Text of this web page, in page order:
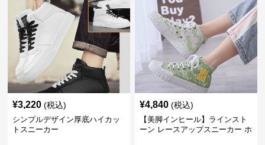
¥3,220 (税込)
シンプルデザイン厚底ハイカッ
トスニーカー
¥4,840 (税込)
【美脚インヒール】ラインスト
ーン レースアップスニーカー ホ